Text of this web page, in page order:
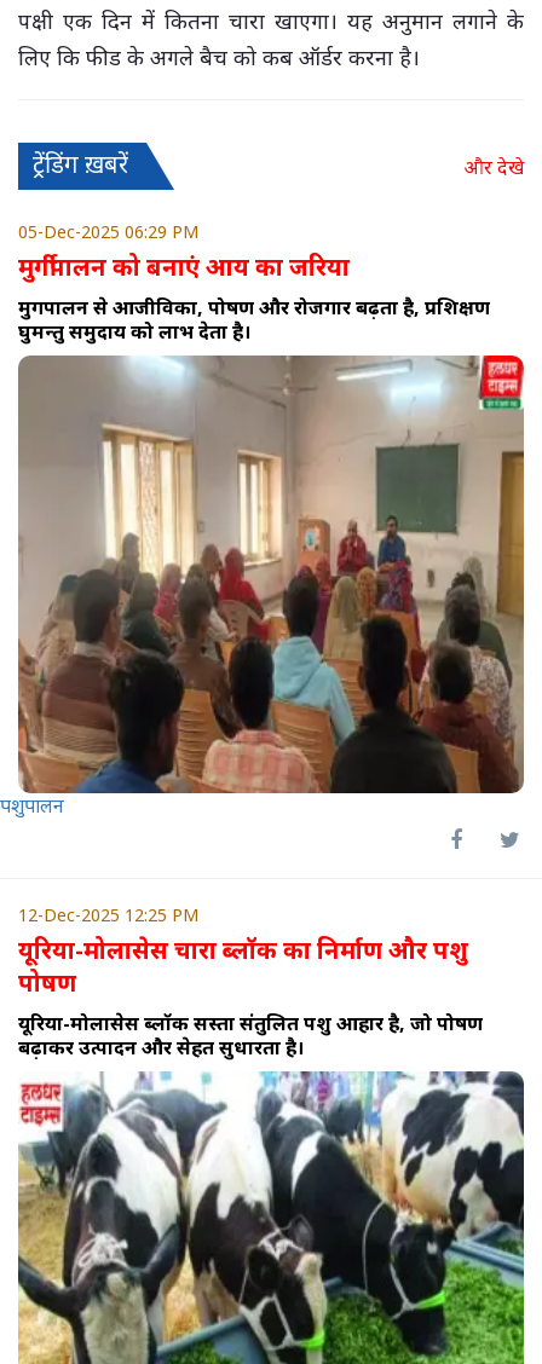
पक्षी एक दिन में कितना चारा खाएगा। यह अनुमान लगाने के
लिए कि फीड के अगले बैच को कब ऑर्डर करना है।
ट्रेंडिंग ख़बरें और देखे
05-Dec-2025 06:29 PM
मुर्गीपालन को बनाएं आय का जरिया
मुर्गीपालन से आजीविका, पोषण और रोजगार बढ़ता है, प्रशिक्षण
घुमन्तु समुदाय को लाभ देता है।
पशुपालन
12-Dec-2025 12:25 PM
यूरिया-मोलासेस चारा ब्लॉक का निर्माण और पशु
पोषण
यूरिया-मोलासेस ब्लॉक सस्ता संतुलित पशु आहार है, जो पोषण
बढ़ाकर उत्पादन और सेहत सुधारता है।